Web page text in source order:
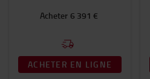
Acheter 6 391 €
ACHETER EN LIGNE